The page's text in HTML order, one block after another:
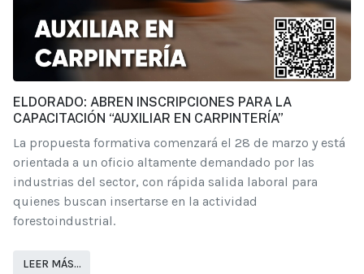
ELDORADO: ABREN INSCRIPCIONES PARA LA
CAPACITACIÓN “AUXILIAR EN CARPINTERÍA”
La propuesta formativa comenzará el 28 de marzo y está
orientada a un oficio altamente demandado por las
industrias del sector, con rápida salida laboral para
quienes buscan insertarse en la actividad
forestoindustrial.
LEER MÁS…